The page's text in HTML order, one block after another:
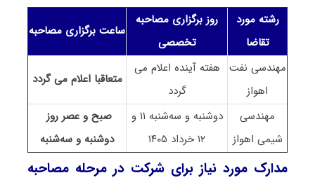
رشته مورد
تقاضا
روز برگزاری مصاحبه
تخصصی
ساعت برگزاری مصاحبه
مهندسی نفت
اهواز
هفته آینده اعلام می
گردد
متعاقبا اعلام می گردد
مهندسی
شیمی اهواز
دوشنبه و سه‌شنبه ۱۱ و
۱۲ خرداد ۱۴۰۵
صبح و عصر روز
دوشنبه و سه‌شنبه
مدارک مورد نیاز برای شرکت در مرحله مصاحبه